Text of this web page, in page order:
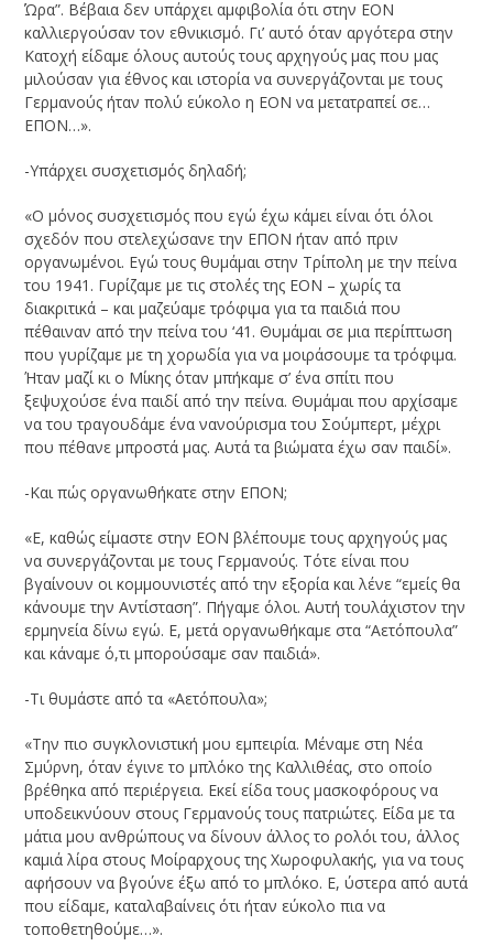
Ώρα”. Βέβαια δεν υπάρχει αμφιβολία ότι στην ΕΟΝ
καλλιεργούσαν τον εθνικισμό. Γι’ αυτό όταν αργότερα στην
Κατοχή είδαμε όλους αυτούς τους αρχηγούς μας που μας
μιλούσαν για έθνος και ιστορία να συνεργάζονται με τους
Γερμανούς ήταν πολύ εύκολο η ΕΟΝ να μετατραπεί σε…
ΕΠΟΝ…».
-Υπάρχει συσχετισμός δηλαδή;
«Ο μόνος συσχετισμός που εγώ έχω κάμει είναι ότι όλοι
σχεδόν που στελεχώσανε την ΕΠΟΝ ήταν από πριν
οργανωμένοι. Εγώ τους θυμάμαι στην Τρίπολη με την πείνα
του 1941. Γυρίζαμε με τις στολές της ΕΟΝ – χωρίς τα
διακριτικά – και μαζεύαμε τρόφιμα για τα παιδιά που
πέθαιναν από την πείνα του ‘41. Θυμάμαι σε μια περίπτωση
που γυρίζαμε με τη χορωδία για να μοιράσουμε τα τρόφιμα.
Ήταν μαζί κι ο Μίκης όταν μπήκαμε σ’ ένα σπίτι που
ξεψυχούσε ένα παιδί από την πείνα. Θυμάμαι που αρχίσαμε
να του τραγουδάμε ένα νανούρισμα του Σούμπερτ, μέχρι
που πέθανε μπροστά μας. Αυτά τα βιώματα έχω σαν παιδί».
-Και πώς οργανωθήκατε στην ΕΠΟΝ;
«Ε, καθώς είμαστε στην ΕΟΝ βλέπουμε τους αρχηγούς μας
να συνεργάζονται με τους Γερμανούς. Τότε είναι που
βγαίνουν οι κομμουνιστές από την εξορία και λένε “εμείς θα
κάνουμε την Αντίσταση”. Πήγαμε όλοι. Αυτή τουλάχιστον την
ερμηνεία δίνω εγώ. Ε, μετά οργανωθήκαμε στα “Αετόπουλα”
και κάναμε ό,τι μπορούσαμε σαν παιδιά».
-Τι θυμάστε από τα «Αετόπουλα»;
«Την πιο συγκλονιστική μου εμπειρία. Μέναμε στη Νέα
Σμύρνη, όταν έγινε το μπλόκο της Καλλιθέας, στο οποίο
βρέθηκα από περιέργεια. Εκεί είδα τους μασκοφόρους να
υποδεικνύουν στους Γερμανούς τους πατριώτες. Είδα με τα
μάτια μου ανθρώπους να δίνουν άλλος το ρολόι του, άλλος
καμιά λίρα στους Μοίραρχους της Χωροφυλακής, για να τους
αφήσουν να βγούνε έξω από το μπλόκο. Ε, ύστερα από αυτά
που είδαμε, καταλαβαίνεις ότι ήταν εύκολο πια να
τοποθετηθούμε…».